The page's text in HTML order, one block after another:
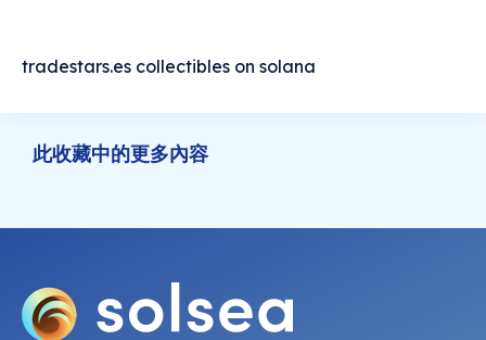
tradestars.es collectibles on solana
此收藏中的更多內容